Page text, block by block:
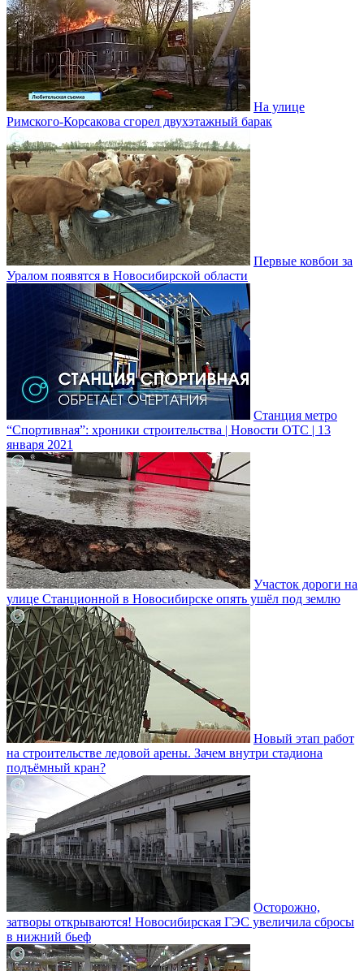
На улице
Римского-Корсакова сгорел двухэтажный барак
Первые ковбои за
Уралом появятся в Новосибирской области
Станция метро
“Спортивная”: хроники строительства | Новости ОТС | 13
января 2021
Участок дороги на
улице Станционной в Новосибирске опять ушёл под землю
Новый этап работ
на строительстве ледовой арены. Зачем внутри стадиона
подъёмный кран?
Осторожно,
затворы открываются! Новосибирская ГЭС увеличила сбросы
в нижний бьеф